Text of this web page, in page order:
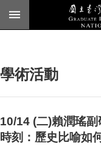
跳到主要內容區塊
臺
頁
English
學術活動
10/14 (二)賴潤瑤
時刻：歷史比喻如